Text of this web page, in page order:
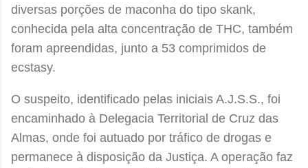
diversas porções de maconha do tipo skank,
conhecida pela alta concentração de THC, também
foram apreendidas, junto a 53 comprimidos de
ecstasy.
O suspeito, identificado pelas iniciais A.J.S.S., foi
encaminhado à Delegacia Territorial de Cruz das
Almas, onde foi autuado por tráfico de drogas e
permanece à disposição da Justiça. A operação faz